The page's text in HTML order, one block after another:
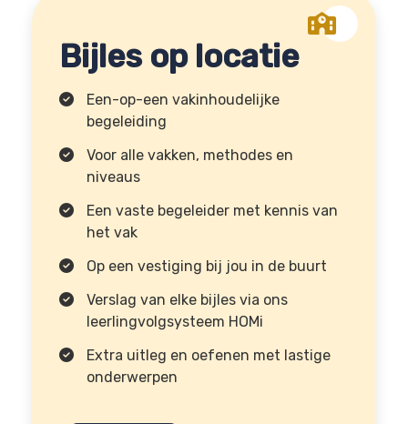
Bijles op locatie
Een-op-een vakinhoudelijke
begeleiding
Voor alle vakken, methodes en
niveaus
Een vaste begeleider met kennis van
het vak
Op een vestiging bij jou in de buurt
Verslag van elke bijles via ons
leerlingvolgsysteem HOMi
Extra uitleg en oefenen met lastige
onderwerpen